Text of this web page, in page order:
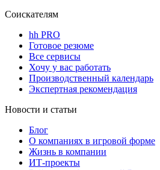
Соискателям
hh PRO
Готовое резюме
Все сервисы
Хочу у вас работать
Производственный календарь
Экспертная рекомендация
Новости и статьи
Блог
О компаниях в игровой форме
Жизнь в компании
ИТ-проекты